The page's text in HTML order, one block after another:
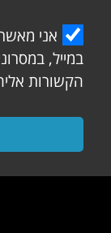
אני
במייל,
הקשורות